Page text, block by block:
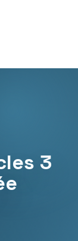
3